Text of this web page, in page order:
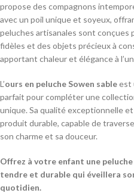
propose des compagnons
avec un poil unique et soyeux,
peluches artisanales sont conçues
fidèles et des objets précieux à
apportant chaleur et élégance à
L’ours en peluche Sowen sableest
parfait pour compléter une
unique. Sa qualité exceptionnelle
produit durable, capable de
son charme et sa douceur.
Offrez à votre enfant une
tendre et durable qui éveillera
quotidien.